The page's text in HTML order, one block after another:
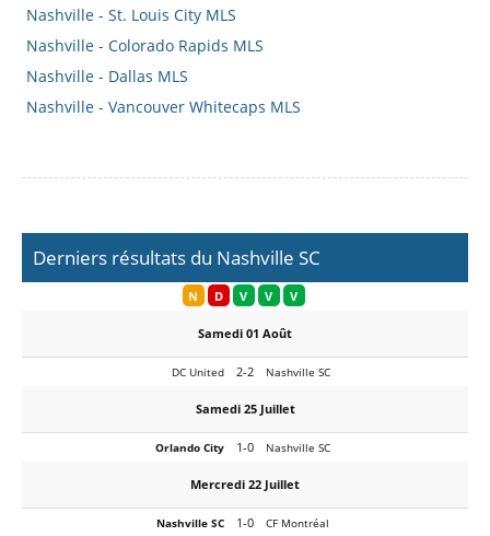
Nashville - St. Louis City MLS
Nashville - Colorado Rapids MLS
Nashville - Dallas MLS
Nashville - Vancouver Whitecaps MLS
Derniers résultats du Nashville SC
N D V V V
Samedi 01 Août
DC United 2-2 Nashville SC
Samedi 25 Juillet
Orlando City 1-0 Nashville SC
Mercredi 22 Juillet
Nashville SC 1-0 CF Montréal